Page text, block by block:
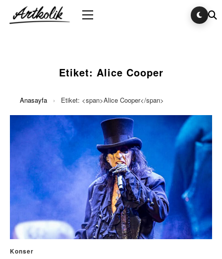
Etiket: Alice Cooper
Anasayfa › Etiket: <span>Alice Cooper</span>
Konser